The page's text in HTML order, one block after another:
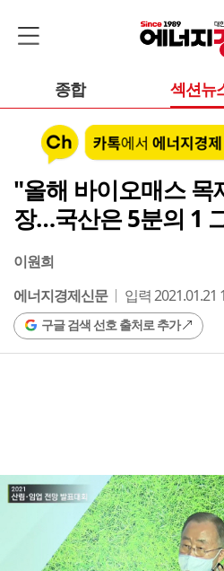
종합 섹션뉴
"올해 바이오매스 목
장…국산은 5분의 1
이원희
에너지경제신문
입력 2021.01.21
구글 검색 선호 출처로 추가